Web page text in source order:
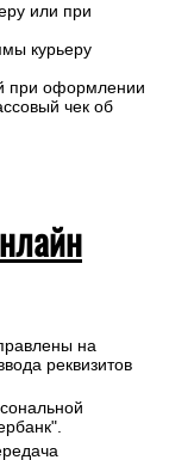
или при
курьеру
при оформлении
чек об
на
реквизитов